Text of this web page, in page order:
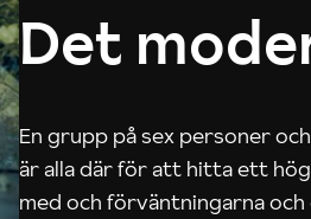
Det
En grupp på sex personer
är alla där för att hitta ett
med och förväntningarna